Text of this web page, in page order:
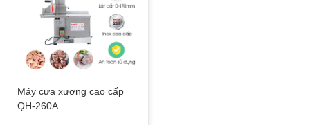
Máy cưa xương cao cấp
QH-260A